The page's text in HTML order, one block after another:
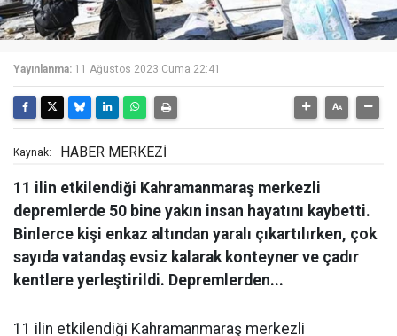
Yayınlanma: 11 Ağustos 2023 Cuma 22:41
Kaynak: HABER MERKEZİ
11 ilin etkilendiği Kahramanmaraş merkezli
depremlerde 50 bine yakın insan hayatını kaybetti.
Binlerce kişi enkaz altından yaralı çıkartılırken, çok
sayıda vatandaş evsiz kalarak konteyner ve çadır
kentlere yerleştirildi. Depremlerden...
11 ilin etkilendiği Kahramanmaraş merkezli